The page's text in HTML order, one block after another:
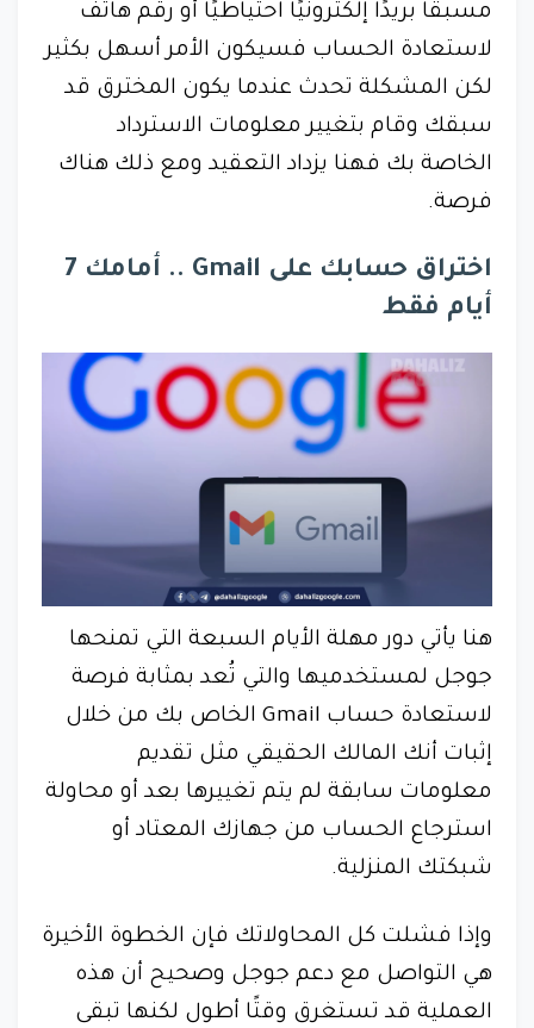
مسبقًا بريدًا إلكترونيًا احتياطيًا أو رقم هاتف
لاستعادة الحساب فسيكون الأمر أسهل بكثير
لكن المشكلة تحدث عندما يكون المخترق قد
سبقك وقام بتغيير معلومات الاسترداد
الخاصة بك فهنا يزداد التعقيد ومع ذلك هناك
فرصة.
اختراق حسابك على Gmail .. أمامك 7
أيام فقط
هنا يأتي دور مهلة الأيام السبعة التي تمنحها
جوجل لمستخدميها والتي تُعد بمثابة فرصة
لاستعادة حساب Gmail الخاص بك من خلال
إثبات أنك المالك الحقيقي مثل تقديم
معلومات سابقة لم يتم تغييرها بعد أو محاولة
استرجاع الحساب من جهازك المعتاد أو
شبكتك المنزلية.
وإذا فشلت كل المحاولاتك فإن الخطوة الأخيرة
هي التواصل مع دعم جوجل وصحيح أن هذه
العملية قد تستغرق وقتًا أطول لكنها تبقى